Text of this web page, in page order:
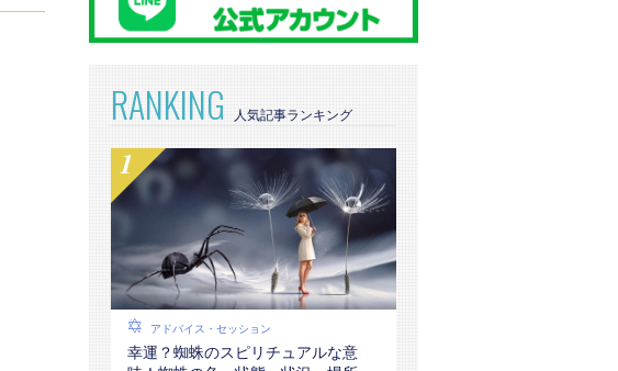
RANKING
アドバイス・セッション
幸運？蜘蛛のスピリチュアルな意